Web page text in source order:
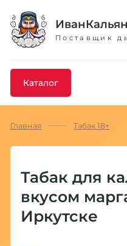
Поставщик
Каталог
Добавлено
Главная Табак 18+
Табак для
вкусом
Иркутске